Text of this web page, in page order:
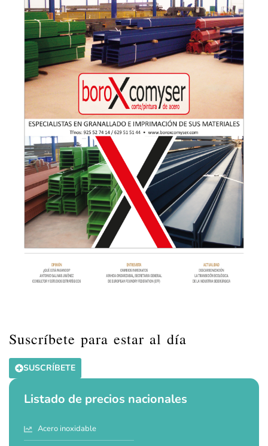
Suscríbete para estar al día
SUSCRÍBETE
Listado de precios nacionales
Acero inoxidable